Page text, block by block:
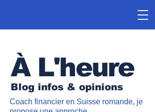
À L'heure
Blog infos & opinions
Coach financier en Suisse romande, je